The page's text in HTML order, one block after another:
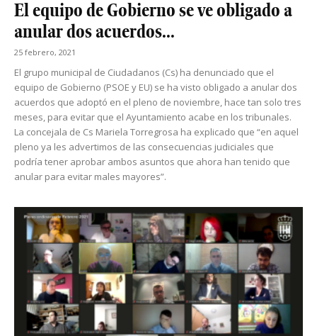
El equipo de Gobierno se ve obligado a
anular dos acuerdos...
25 febrero, 2021
El grupo municipal de Ciudadanos (Cs) ha denunciado que el
equipo de Gobierno (PSOE y EU) se ha visto obligado a anular dos
acuerdos que adoptó en el pleno de noviembre, hace tan solo tres
meses, para evitar que el Ayuntamiento acabe en los tribunales.
La concejala de Cs Mariela Torregrosa ha explicado que “en aquel
pleno ya les advertimos de las consecuencias judiciales que
podría tener aprobar ambos asuntos que ahora han tenido que
anular para evitar males mayores”.